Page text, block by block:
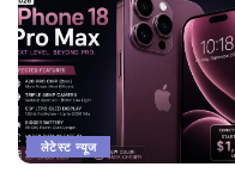
लेटेस्ट न्यूज